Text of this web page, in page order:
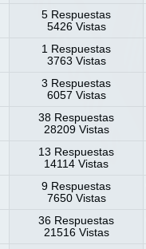
5 Respuestas
5426 Vistas
1 Respuestas
3763 Vistas
3 Respuestas
6057 Vistas
38 Respuestas
28209 Vistas
13 Respuestas
14114 Vistas
9 Respuestas
7650 Vistas
36 Respuestas
21516 Vistas